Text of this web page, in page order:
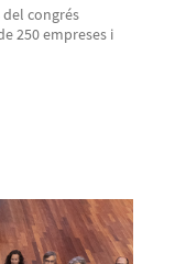
del congrés
250 empreses i